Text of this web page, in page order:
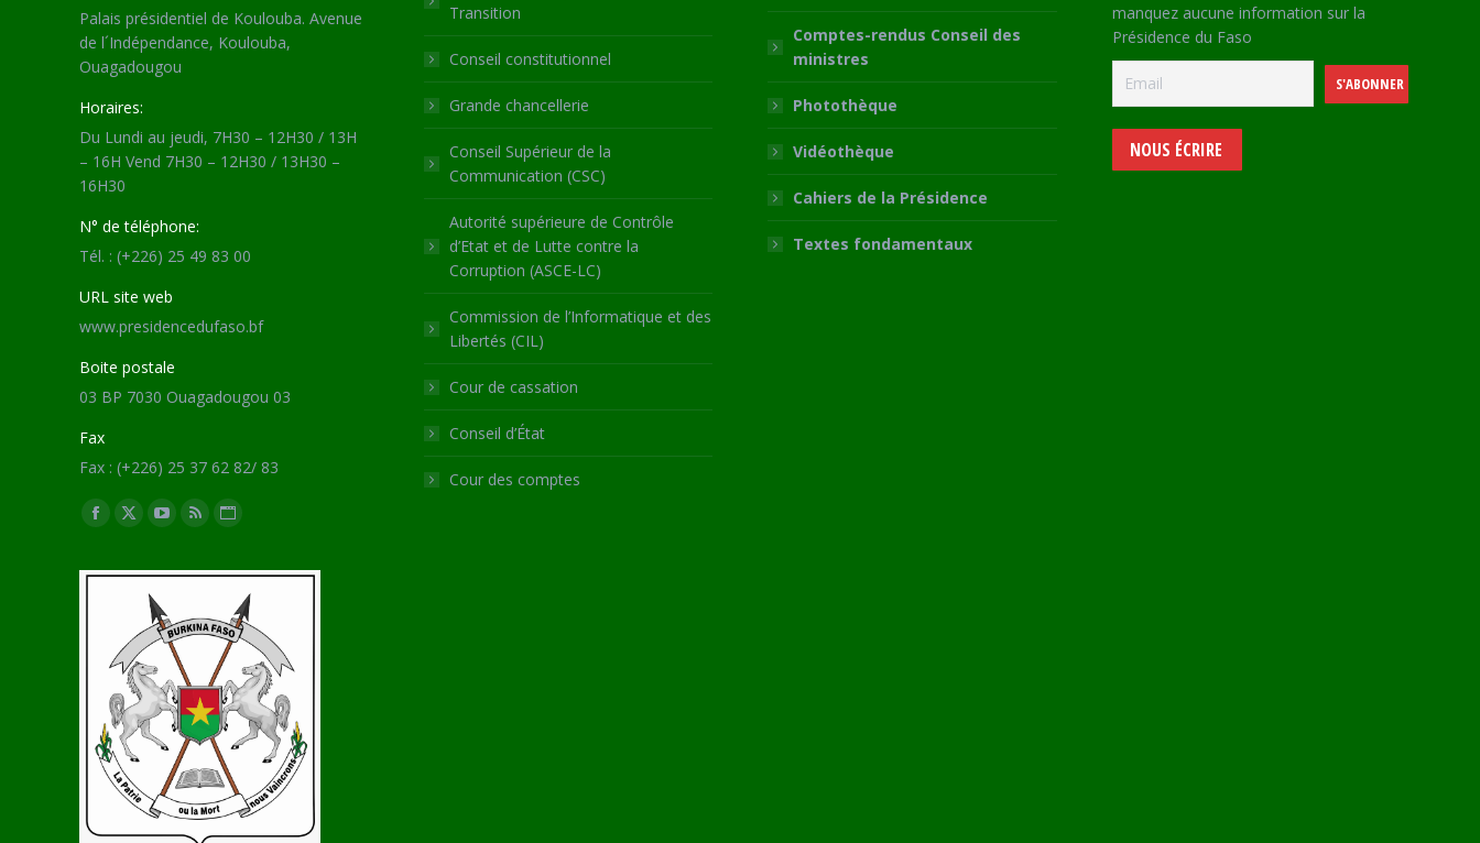
Palais présidentiel de Koulouba. Avenue
de l´Indépendance, Koulouba,
Ouagadougou
Horaires:
Du Lundi au jeudi, 7H30 – 12H30 / 13H
– 16H Vend 7H30 – 12H30 / 13H30 –
16H30
N° de téléphone:
Tél. : (+226) 25 49 83 00
URL site web
www.presidencedufaso.bf
Boite postale
03 BP 7030 Ouagadougou 03
Fax
Fax : (+226) 25 37 62 82/ 83
Trouvez nous sur :
Facebook
opens
window
X
opens
new
window
YouTube
opens
in
new
window
RSS
opens
new
window
Site
page
opens
in
new
window
Transition
Conseil constitutionnel
Grande chancellerie
Conseil Supérieur de la
Communication (CSC)
Autorité supérieure de Contrôle
d’Etat et de Lutte contre la
Corruption (ASCE-LC)
Commission de l’Informatique et des
Libertés (CIL)
Cour de cassation
Conseil d’État
Cour des comptes
Comptes-rendus Conseil des
ministres
Photothèque
Vidéothèque
Cahiers de la Présidence
Textes fondamentaux
manquez aucune information sur la
Présidence du Faso
NOUS ÉCRIRE